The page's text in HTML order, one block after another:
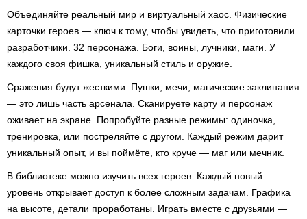
Объединяйте реальный мир и виртуальный хаос. Физические
карточки героев — ключ к тому, чтобы увидеть, что приготовили
разработчики. 32 персонажа. Боги, воины, лучники, маги. У
каждого своя фишка, уникальный стиль и оружие.
Сражения будут жесткими. Пушки, мечи, магические заклинания
— это лишь часть арсенала. Сканируете карту и персонаж
оживает на экране. Попробуйте разные режимы: одиночка,
тренировка, или постреляйте с другом. Каждый режим дарит
уникальный опыт, и вы поймёте, кто круче — маг или мечник.
В библиотеке можно изучить всех героев. Каждый новый
уровень открывает доступ к более сложным задачам. Графика
на высоте, детали проработаны. Играть вместе с друзьями —